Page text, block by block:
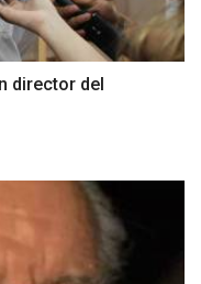
director del